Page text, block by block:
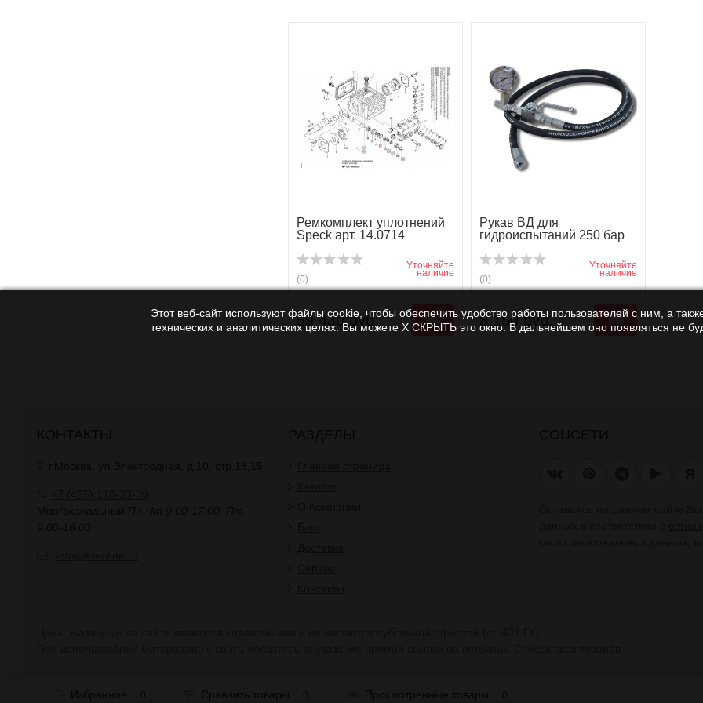
Ремкомплект уплотнений
Speck арт. 14.0714
(0)
Уточняйте
наличие
59 430 руб.
Рукав ВД для
гидроиспытаний 250 бар
(0)
Уточняйте
наличие
8 150 руб.
Этот веб-сайт используют файлы cookie, чтобы обеспечить удобство работы пользователей с ним, а
технических и аналитических целях. Вы можете Х СКРЫТЬ это окно. В дальнейшем оно появляться не